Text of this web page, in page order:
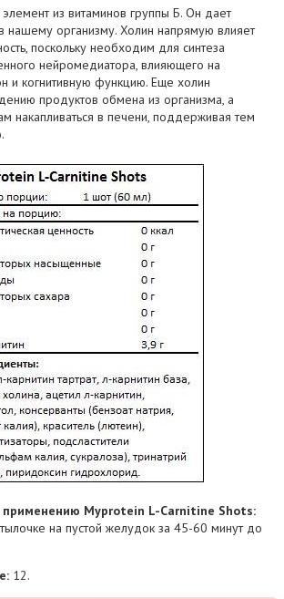
из витаминов группы Б. Он дает
нашему организму. Холин напрямую влияет
поскольку необходим для синтеза
нейромедиатора, влияющего на
и когнитивную функцию. Еще холин
продуктов обмена из организма, а
накапливаться в печени, поддерживая тем
применению Myprotein L-Carnitine Shots:
на пустой желудок за 45-60 минут до
12.